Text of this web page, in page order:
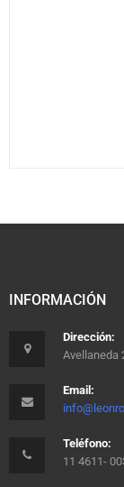
INFORMACIÓN
Dirección:
Avellaneda
Email:
Teléfono:
11 4611-